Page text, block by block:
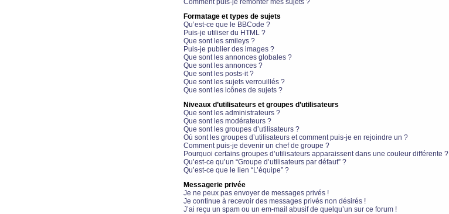
Comment puis-je remonter mes sujets ?
Formatage et types de sujets
Qu’est-ce que le BBCode ?
Puis-je utiliser du HTML ?
Que sont les smileys ?
Puis-je publier des images ?
Que sont les annonces globales ?
Que sont les annonces ?
Que sont les posts-it ?
Que sont les sujets verrouillés ?
Que sont les icônes de sujets ?
Niveaux d’utilisateurs et groupes d’utilisateurs
Que sont les administrateurs ?
Que sont les modérateurs ?
Que sont les groupes d’utilisateurs ?
Où sont les groupes d’utilisateurs et comment puis-je en rejoindre un ?
Comment puis-je devenir un chef de groupe ?
Pourquoi certains groupes d’utilisateurs apparaissent dans une couleur différente ?
Qu’est-ce qu’un “Groupe d’utilisateurs par défaut” ?
Qu’est-ce que le lien “L’équipe” ?
Messagerie privée
Je ne peux pas envoyer de messages privés !
Je continue à recevoir des messages privés non désirés !
J’ai reçu un spam ou un em-mail abusif de quelqu’un sur ce forum !